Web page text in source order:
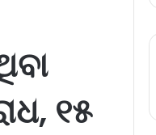
୧୫